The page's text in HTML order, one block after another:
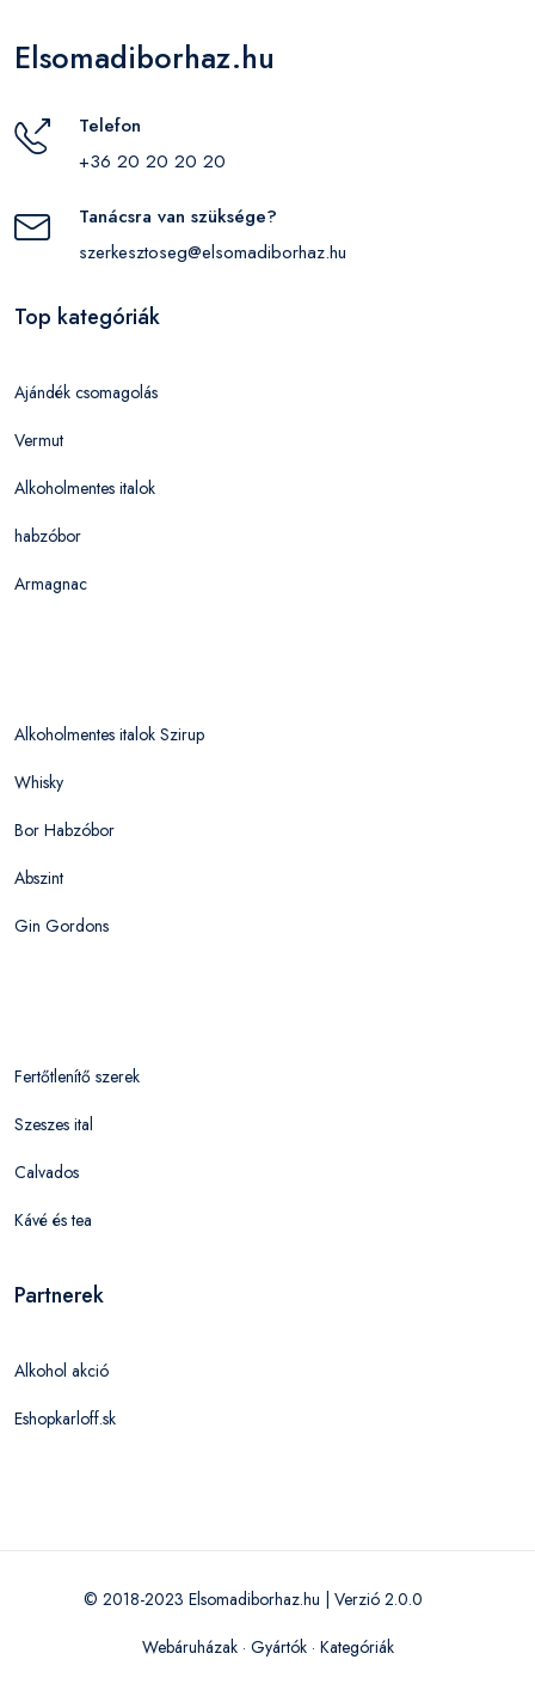
Elsomadiborhaz.hu
Telefon
+36 20 20 20 20
Tanácsra van szüksége?
szerkesztoseg@elsomadiborhaz.hu
Top kategóriák
Ajándék csomagolás
Vermut
Alkoholmentes italok
habzóbor
Armagnac
Alkoholmentes italok Szirup
Whisky
Bor Habzóbor
Abszint
Gin Gordons
Fertőtlenítő szerek
Szeszes ital
Calvados
Kávé és tea
Partnerek
Alkohol akció
Eshopkarloff.sk
© 2018-2023 Elsomadiborhaz.hu | Verzió 2.0.0
Webáruházak· Gyártók· Kategóriák